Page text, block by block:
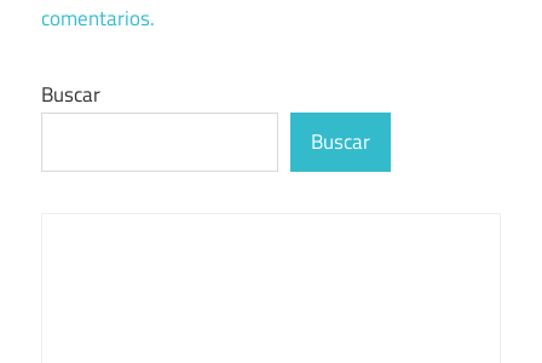
comentarios.
Buscar
Buscar